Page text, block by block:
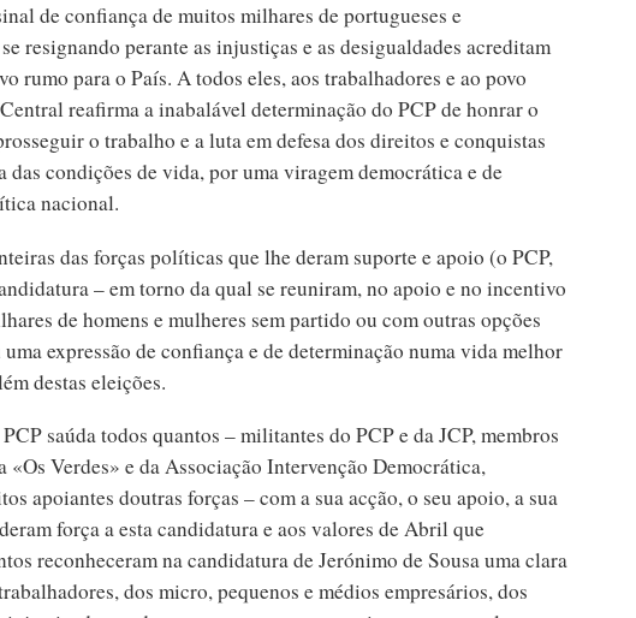
de confiança de muitos milhares de portugueses e
resignando perante as injustiças e as desigualdades acreditam
rumo para o País. A todos eles, aos trabalhadores e ao povo
reafirma a inabalável determinação do PCP de honrar o
o trabalho e a luta em defesa dos direitos e conquistas
das condições de vida, por uma viragem democrática e de
nacional.
das forças políticas que lhe deram suporte e apoio (o PCP,
– em torno da qual se reuniram, no apoio e no incentivo
de homens e mulheres sem partido ou com outras opções
expressão de confiança e de determinação numa vida melhor
destas eleições.
saúda todos quantos – militantes do PCP e da JCP, membros
Verdes» e da Associação Intervenção Democrática,
apoiantes doutras forças – com a sua acção, o seu apoio, a sua
força a esta candidatura e aos valores de Abril que
reconheceram na candidatura de Jerónimo de Sousa uma clara
dos micro, pequenos e médios empresários, dos